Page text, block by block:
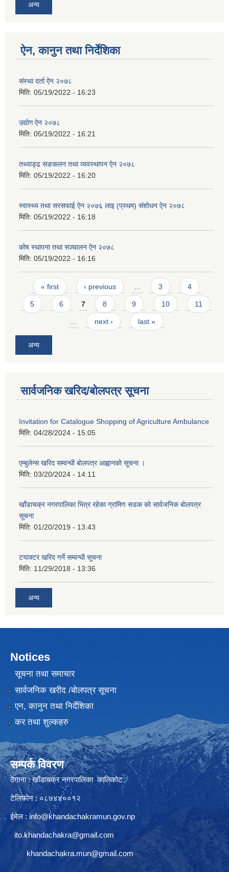
अन्य
ऐन, कानुन तथा निर्देशिका
संस्था दर्ता ऐन २०७८
मिति: 05/19/2022 - 16:23
उद्याेग ऐन २०७८
मिति: 05/19/2022 - 16:21
तथ्याड्ढ सङकलन तथा व्यवस्थापन ऐन २०७८
मिति: 05/19/2022 - 16:20
स्वास्थ्य तथा सरसफाई ऐन २०७६ लाइ (प्रथम) स‌ंशाेधन ऐन २०७८
मिति: 05/19/2022 - 16:18
काेष स्थापना तथा सञ्चालन ऐन २०७८
मिति: 05/19/2022 - 16:16
Pages
« first ‹ previous 3 4
5 6 7 8 9 10 11
next › last »
अन्य
सार्वजनिक खरिद/बोलपत्र सूचना
Invitation for Catalogue Shopping of Agriculture Ambulance
मिति: 04/28/2024 - 15:05
एम्बुलेन्स खरिद सम्वन्धी बाेलपत्र आह्वानकाे सूचना ।
मिति: 03/20/2024 - 14:11
खाँडाचक्र नगरपालिका भित्र रहेका ग्रामिण सडक काे सार्वजनिक बाेलपत्र
सूचना
मिति: 01/20/2019 - 13:43
टयाक्टर खरिद गर्ने सम्वन्धी सूचना
मिति: 11/29/2018 - 13:36
अन्य
Notices
सूचना तथा समाचार
सार्वजनिक खरीद /बोलपत्र सूचना
एन, कानुन तथा निर्देशिका
कर तथा शुल्कहरु
सम्पर्क विवरण
ठेगाना : खाँडाचक्र नगरपालिका कालिकाेट
टेलिफोन : ०८७४४००१२
ईमेल : info@khandachakramun.gov.np
ito.khandachakra@gmail.com
khandachakra.mun@gmail.com